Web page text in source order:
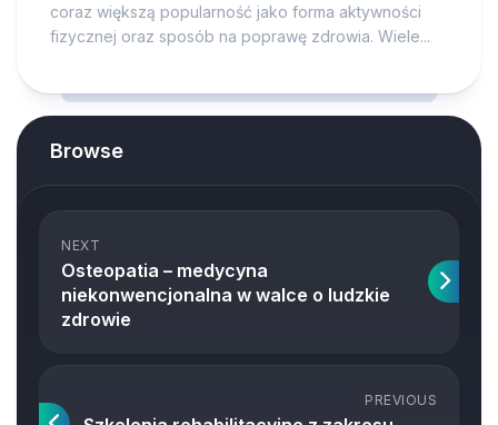
coraz większą popularność jako forma aktywności
fizycznej oraz sposób na poprawę zdrowia. Wiele...
Browse
NEXT
Osteopatia – medycyna
niekonwencjonalna w walce o ludzkie
zdrowie
PREVIOUS